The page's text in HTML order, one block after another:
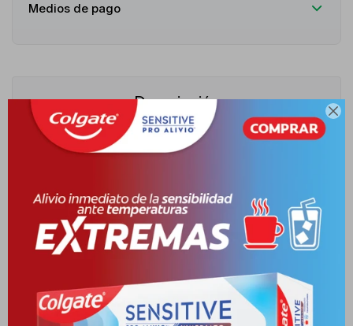

Medios de pago
Descripción
audaz y sofisticado. Esta fragancia destaca por fusionar de
manera equilibrada una frescura cítrica limpia con un fondo
elegante de gran carácter y misterio. Funciona como una firma
concentración Eau de Toilette proporciona una estela equilibrada
y energizante, siendo perfecta para el uso diario en el trabajo,
salidas casuales o para destacar en citas nocturnas gracias a su